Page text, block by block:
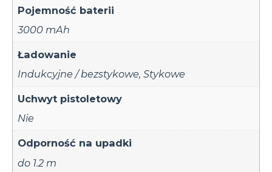
Pojemność baterii
3000 mAh
Ładowanie
Indukcyjne / bezstykowe,Stykowe
Uchwyt pistoletowy
Nie
Odporność na upadki
do 1.2 m